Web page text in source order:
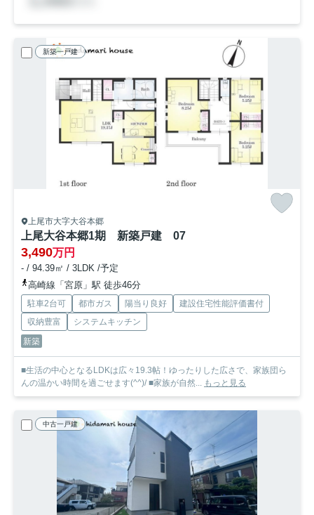
新築一戸建
上尾市大字大谷本郷
上尾大谷本郷1期 新築戸建 07
3,490万円
- / 94.39㎡ / 3LDK /予定
高崎線「宮原」駅 徒歩46分
駐車2台可 都市ガス 陽当り良好
建設住宅性能評価書付
収納豊富
システムキッチン
新築
■生活の中心となるLDKは広々19.3帖！ゆったりした広さで、家族団ら
んの温かい時間を過ごせます(^^)/ ■家族が自然...
もっと見る
中古一戸建